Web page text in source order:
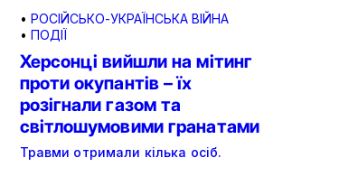
• РОСІЙСЬКО-УКРАЇНСЬКА ВІЙНА
• ПОДІЇ
Херсонці вийшли на мітинг
проти окупантів – їх
розігнали газом та
світлошумовими гранатами
Травми отримали кілька осіб.